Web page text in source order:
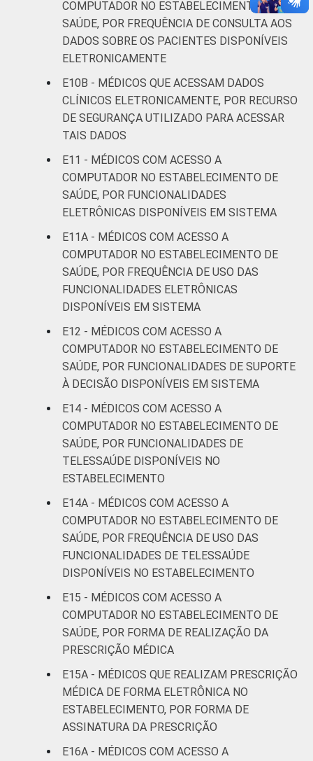
informação e comunicação nos
estabelecimentos de saúde brasileiros – TIC
Saúde 2019.
COMPUTADOR NO ESTABELECIMENTO DE
SAÚDE, POR FREQUÊNCIA DE CONSULTA AOS
DADOS SOBRE OS PACIENTES DISPONÍVEIS
ELETRONICAMENTE
E10B - MÉDICOS QUE ACESSAM DADOS
CLÍNICOS ELETRONICAMENTE, POR RECURSO
DE SEGURANÇA UTILIZADO PARA ACESSAR
TAIS DADOS
E11 - MÉDICOS COM ACESSO A
COMPUTADOR NO ESTABELECIMENTO DE
SAÚDE, POR FUNCIONALIDADES
ELETRÔNICAS DISPONÍVEIS EM SISTEMA
E11A - MÉDICOS COM ACESSO A
COMPUTADOR NO ESTABELECIMENTO DE
SAÚDE, POR FREQUÊNCIA DE USO DAS
FUNCIONALIDADES ELETRÔNICAS
DISPONÍVEIS EM SISTEMA
E12 - MÉDICOS COM ACESSO A
COMPUTADOR NO ESTABELECIMENTO DE
SAÚDE, POR FUNCIONALIDADES DE SUPORTE
À DECISÃO DISPONÍVEIS EM SISTEMA
E14 - MÉDICOS COM ACESSO A
COMPUTADOR NO ESTABELECIMENTO DE
SAÚDE, POR FUNCIONALIDADES DE
TELESSAÚDE DISPONÍVEIS NO
ESTABELECIMENTO
E14A - MÉDICOS COM ACESSO A
COMPUTADOR NO ESTABELECIMENTO DE
SAÚDE, POR FREQUÊNCIA DE USO DAS
FUNCIONALIDADES DE TELESSAÚDE
DISPONÍVEIS NO ESTABELECIMENTO
E15 - MÉDICOS COM ACESSO A
COMPUTADOR NO ESTABELECIMENTO DE
SAÚDE, POR FORMA DE REALIZAÇÃO DA
PRESCRIÇÃO MÉDICA
E15A - MÉDICOS QUE REALIZAM PRESCRIÇÃO
MÉDICA DE FORMA ELETRÔNICA NO
ESTABELECIMENTO, POR FORMA DE
ASSINATURA DA PRESCRIÇÃO
E16A - MÉDICOS COM ACESSO A